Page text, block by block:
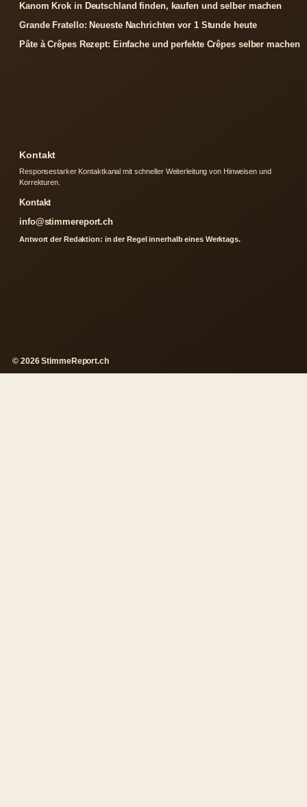
Kanom Krok in Deutschland finden, kaufen und selber machen
Grande Fratello: Neueste Nachrichten vor 1 Stunde heute
Pâte à Crêpes Rezept: Einfache und perfekte Crêpes selber machen
Kontakt
Responsestarker Kontaktkanal mit schneller Weiterleitung von Hinweisen und
Korrekturen.
Kontakt
info@stimmereport.ch
Antwort der Redaktion: in der Regel innerhalb eines Werktags.
© 2026 StimmeReport.ch